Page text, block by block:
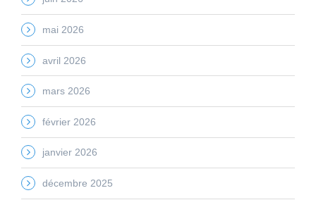
mai 2026
avril 2026
mars 2026
février 2026
janvier 2026
décembre 2025